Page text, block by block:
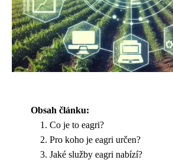
Obsah článku:
Co je to eagri?
Pro koho je eagri určen?
Jaké služby eagri nabízí?